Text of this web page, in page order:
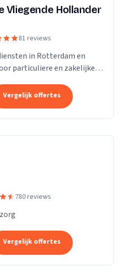
Vliegende Hollander
81 reviews
in Rotterdam en
particuliere en zakelijke
Vergelijk offertes
780 reviews
Vergelijk offertes